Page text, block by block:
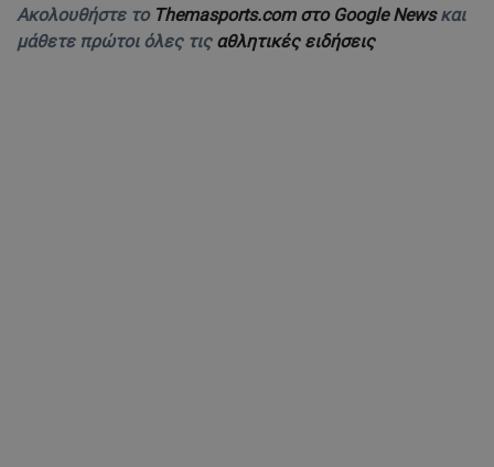
Ακολουθήστε το Themasports.com στο Google Newsκαι
μάθετε πρώτοι όλες τις αθλητικές ειδήσεις